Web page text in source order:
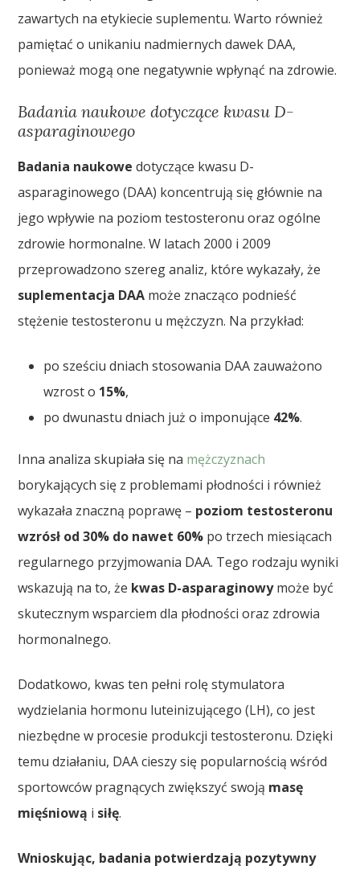
zawartych na etykiecie suplementu. Warto również
pamiętać o unikaniu nadmiernych dawek DAA,
ponieważ mogą one negatywnie wpłynąć na zdrowie.
Badania naukowe dotyczące kwasu D-
asparaginowego
Badania naukowe dotyczące kwasu D-
asparaginowego (DAA) koncentrują się głównie na
jego wpływie na poziom testosteronu oraz ogólne
zdrowie hormonalne. W latach 2000 i 2009
przeprowadzono szereg analiz, które wykazały, że
suplementacja DAA może znacząco podnieść
stężenie testosteronu u mężczyzn. Na przykład:
po sześciu dniach stosowania DAA zauważono
wzrost o 15%,
po dwunastu dniach już o imponujące 42%.
Inna analiza skupiała się na mężczyznach
borykających się z problemami płodności i również
wykazała znaczną poprawę – poziom testosteronu
wzrósł od 30% do nawet 60% po trzech miesiącach
regularnego przyjmowania DAA. Tego rodzaju wyniki
wskazują na to, że kwas D-asparaginowymoże być
skutecznym wsparciem dla płodności oraz zdrowia
hormonalnego.
Dodatkowo, kwas ten pełni rolę stymulatora
wydzielania hormonu luteinizującego (LH), co jest
niezbędne w procesie produkcji testosteronu. Dzięki
temu działaniu, DAA cieszy się popularnością wśród
sportowców pragnących zwiększyć swoją masę
mięśniową i siłę.
Wnioskując, badania potwierdzają pozytywny